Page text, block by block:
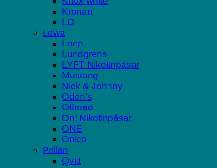
Kronan
LD
Lewa
Loop
Lundgrens
LYFT Nikotinpåsar
Mustang
Nick & Johnny
Oden’s
Offroad
On! Nikotinpåsar
ONE
Onico
Prillan
Qvitt